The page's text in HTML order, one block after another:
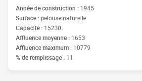
Année de construction : 1945
Surface :pelouse naturelle
Capacité : 15230
Affluence moyenne : 1653
Affluence maximum : 10779
% de remplissage : 11